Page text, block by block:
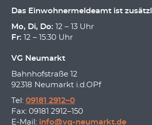
Das Einwohnermeldeamt ist
Mo, Di, Do: 12 – 13 Uhr
Fr: 12 – 15:30 Uhr
VG Neumarkt
Bahnhofstraße 12
92318 Neumarkt i.d.OPf
Tel: 09181 2912–0
Fax: 09181 2912–150
E-Mail: info@vg-neumarkt.de